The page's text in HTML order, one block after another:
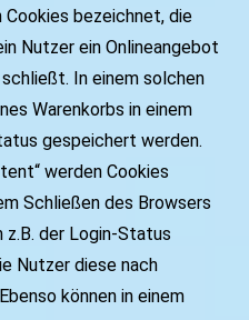
Cookies bezeichnet, die
Nutzer ein Onlineangebot
In einem solchen
Warenkorbs in einem
gespeichert werden.
werden Cookies
Schließen des Browsers
z.B. der Login-Status
Nutzer diese nach
können in einem